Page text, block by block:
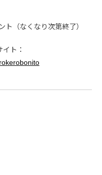
ト（なくなり次第終了）
ト：